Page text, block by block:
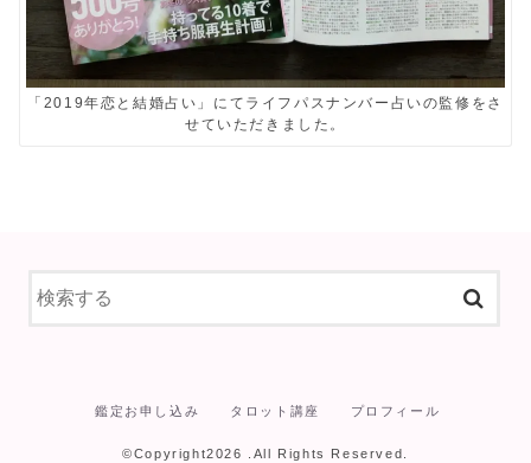
「2019年恋と結婚占い」にてライフパスナンバー占いの監修をさ
せていただきました。
鑑定お申し込み タロット講座 プロフィール
©Copyright2026 .All Rights Reserved.